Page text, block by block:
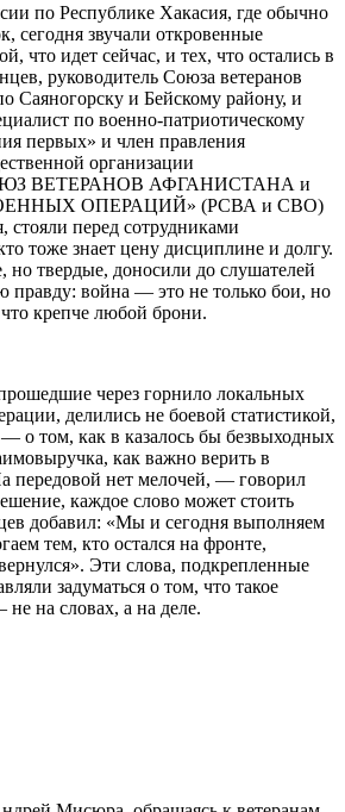
по Республике Хакасия, где обычно
сегодня звучали откровенные
что идет сейчас, и тех, что остались в
руководитель Союза ветеранов
Саяногорску и Бейскому району, и
по военно-патриотическому
первых» и член правления
организации
ВЕТЕРАНОВ АФГАНИСТАНА и
ОПЕРАЦИЙ» (РСВА и СВО)
стояли перед сотрудниками
тоже знает цену дисциплине и долгу.
но твердые, доносили до слушателей
правду: война — это не только бои, но
крепче любой брони.
через горнило локальных
делились не боевой статистикой,
о том, как в казалось бы безвыходных
как важно верить в
передовой нет мелочей, — говорил
каждое слово может стоить
добавил: «Мы и сегодня выполняем
тем, кто остался на фронте,
Эти слова, подкрепленные
задуматься о том, что такое
на словах, а на деле.